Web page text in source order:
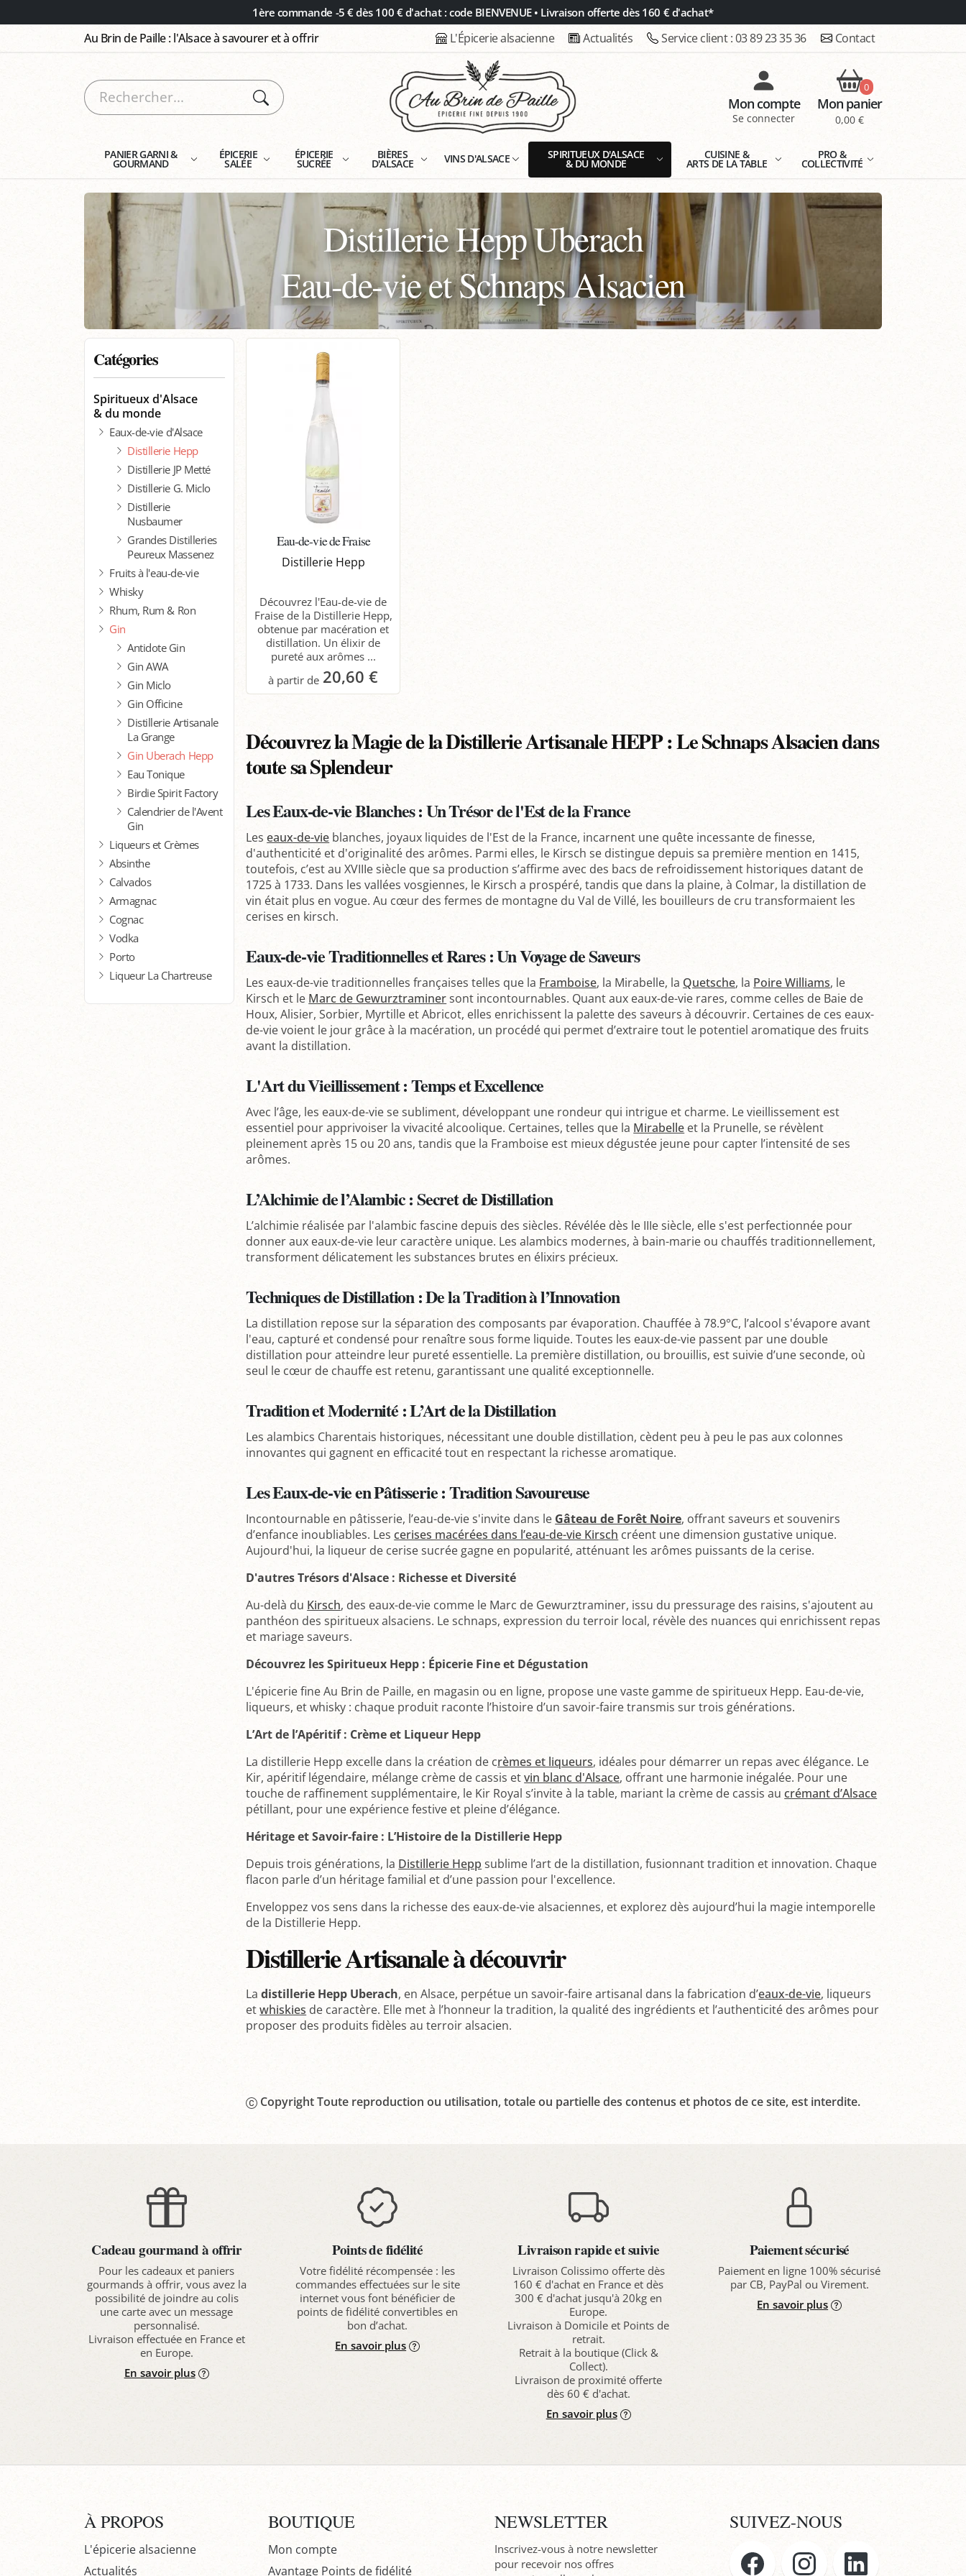
1ère commande -5 € dès 100 € d'achat : code BIENVENUE • Livraison offerte dès 160 € d'achat*
Au Brin de Paille : l'Alsace à savourer et à offrir L'Épicerie alsacienne Actualités Service client :03 89 23 35 36 Contact
Mon compte
Se connecter
0
Mon panier
0,00 €
PANIER GARNI &
GOURMAND
ÉPICERIE
SALÉE
ÉPICERIE
SUCRÉE
BIÈRES
D'ALSACE VINS D'ALSACE SPIRITUEUX D'ALSACE
& DU MONDE
CUISINE &
ARTS DE LA TABLE
PRO &
COLLECTIVITÉ
Distillerie Hepp Uberach
Eau-de-vie et Schnaps Alsacien
Catégories
Spiritueux d'Alsace
& du monde
Eaux-de-vie d'Alsace
Distillerie Hepp
Distillerie JP Metté
Distillerie G. Miclo
Distillerie
Nusbaumer
Grandes Distilleries
Peureux Massenez
Fruits à l'eau-de-vie
Whisky
Rhum, Rum & Ron
Gin
Antidote Gin
Gin AWA
Gin Miclo
Gin Officine
Distillerie Artisanale
La Grange
Gin Uberach Hepp
Eau Tonique
Birdie Spirit Factory
Calendrier de l'Avent
Gin
Liqueurs et Crèmes
Absinthe
Calvados
Armagnac
Cognac
Vodka
Porto
Liqueur La Chartreuse
Eau-de-vie de Fraise
Distillerie Hepp
Découvrez l'Eau-de-vie de
Fraise de la Distillerie Hepp,
obtenue par macération et
distillation. Un élixir de
pureté aux arômes ...
20,60 €
Découvrez la Magie de la Distillerie Artisanale HEPP : Le Schnaps Alsacien dans
toute sa Splendeur
Les Eaux-de-vie Blanches : Un Trésor de l'Est de la France
Leseaux-de-vie blanches, joyaux liquides de l'Est de la France, incarnent une quête incessante de finesse,
d'authenticité et d'originalité des arômes. Parmi elles, le Kirsch se distingue depuis sa première mention en 1415,
toutefois, c’est au XVIIIe siècle que sa production s’affirme avec des bacs de refroidissement historiques datant de
1725 à 1733. Dans les vallées vosgiennes, le Kirsch a prospéré, tandis que dans la plaine, à Colmar, la distillation de
vin était plus en vogue. Au cœur des fermes de montagne du Val de Villé, les bouilleurs de cru transformaient les
cerises en kirsch.
Eaux-de-vie Traditionnelles et Rares : Un Voyage de Saveurs
Les eaux-de-vie traditionnelles françaises telles que la Framboise, la Mirabelle, la Quetsche, la Poire Williams, le
Kirsch et le Marc de Gewurztraminersont incontournables. Quant aux eaux-de-vie rares, comme celles de Baie de
Houx, Alisier, Sorbier, Myrtille et Abricot, elles enrichissent la palette des saveurs à découvrir. Certaines de ces eaux-
de-vie voient le jour grâce à la macération, un procédé qui permet d’extraire tout le potentiel aromatique des fruits
avant la distillation.
L'Art du Vieillissement : Temps et Excellence
Avec l’âge, les eaux-de-vie se subliment, développant une rondeur qui intrigue et charme. Le vieillissement est
essentiel pour apprivoiser la vivacité alcoolique. Certaines, telles que la Mirabelleet la Prunelle, se révèlent
pleinement après 15 ou 20 ans, tandis que la Framboise est mieux dégustée jeune pour capter l’intensité de ses
arômes.
L’Alchimie de l’Alambic : Secret de Distillation
L’alchimie réalisée par l'alambic fascine depuis des siècles. Révélée dès le IIIe siècle, elle s'est perfectionnée pour
donner aux eaux-de-vie leur caractère unique. Les alambics modernes, à bain-marie ou chauffés traditionnellement,
transforment délicatement les substances brutes en élixirs précieux.
Techniques de Distillation : De la Tradition à l’Innovation
La distillation repose sur la séparation des composants par évaporation. Chauffée à 78.9°C, l’alcool s'évapore avant
l'eau, capturé et condensé pour renaître sous forme liquide. Toutes les eaux-de-vie passent par une double
distillation pour atteindre leur pureté essentielle. La première distillation, ou brouillis, est suivie d’une seconde, où
seul le cœur de chauffe est retenu, garantissant une qualité exceptionnelle.
Tradition et Modernité : L’Art de la Distillation
Les alambics Charentais historiques, nécessitant une double distillation, cèdent peu à peu le pas aux colonnes
innovantes qui gagnent en efficacité tout en respectant la richesse aromatique.
Les Eaux-de-vie en Pâtisserie : Tradition Savoureuse
Incontournable en pâtisserie, l’eau-de-vie s'invite dans le Gâteau de Forêt Noire, offrant saveurs et souvenirs
d’enfance inoubliables. Lescerises macérées dans l’eau-de-vie Kirsch créent une dimension gustative unique.
Aujourd'hui, la liqueur de cerise sucrée gagne en popularité, atténuant les arômes puissants de la cerise.
D'autres Trésors d'Alsace : Richesse et Diversité
Au-delà du Kirsch, des eaux-de-vie comme le Marc de Gewurztraminer, issu du pressurage des raisins, s'ajoutent au
panthéon des spiritueux alsaciens. Le schnaps, expression du terroir local, révèle des nuances qui enrichissent repas
et mariage saveurs.
Découvrez les Spiritueux Hepp : Épicerie Fine et Dégustation
L'épicerie fine Au Brin de Paille, en magasin ou en ligne, propose une vaste gamme de spiritueux Hepp. Eau-de-vie,
liqueurs, et whisky : chaque produit raconte l’histoire d’un savoir-faire transmis sur trois générations.
L’Art de l’Apéritif : Crème et Liqueur Hepp
La distillerie Hepp excelle dans la création de crèmes et liqueurs, idéales pour démarrer un repas avec élégance. Le
Kir, apéritif légendaire, mélange crème de cassis etvin blanc d'Alsace, offrant une harmonie inégalée. Pour une
touche de raffinement supplémentaire, le Kir Royal s’invite à la table, mariant la crème de cassis aucrémant d’Alsace
pétillant, pour une expérience festive et pleine d’élégance.
Héritage et Savoir-faire : L’Histoire de la Distillerie Hepp
Depuis trois générations, la Distillerie Hepp sublime l’art de la distillation, fusionnant tradition et innovation. Chaque
flacon parle d’un héritage familial et d’une passion pour l'excellence.
Enveloppez vos sens dans la richesse des eaux-de-vie alsaciennes, et explorez dès aujourd’hui la magie intemporelle
de la Distillerie Hepp.
Distillerie Artisanale à découvrir
Ladistillerie Hepp Uberach, en Alsace, perpétue un savoir-faire artisanal dans la fabrication d’eaux-de-vie, liqueurs
etwhiskies de caractère. Elle met à l’honneur la tradition, la qualité des ingrédients et l’authenticité des arômes pour
proposer des produits fidèles au terroir alsacien.
Copyright Toute reproduction ou utilisation, totale ou partielle des contenus et photos de ce site, est interdite.
Cadeau gourmand à offrir
Pour les cadeaux et paniers
gourmands à offrir, vous avez la
possibilité de joindre au colis
une carte avec un message
personnalisé.
Livraison effectuée en France et
en Europe.
En savoir plus
Points de fidélité
Votre fidélité récompensée : les
commandes effectuées sur le site
internet vous font bénéficier de
points de fidélité convertibles en
bon d’achat.
En savoir plus
Livraison rapide et suivie
Livraison Colissimo offerte dès
160 € d'achat en France et dès
300 € d'achat jusqu'à 20kg en
Europe.
Livraison à Domicile et Points de
retrait.
Retrait à la boutique (Click &
Collect).
Livraison de proximité offerte
dès 60 € d'achat.
En savoir plus
Paiement sécurisé
Paiement en ligne 100% sécurisé
par CB, PayPal ou Virement.
En savoir plus
À PROPOS
L'épicerie alsacienne
Actualités
BOUTIQUE
Mon compte
Avantage Points de fidélité
NEWSLETTER
Inscrivez-vous à notre newsletter
pour recevoir nos offres
SUIVEZ-NOUS